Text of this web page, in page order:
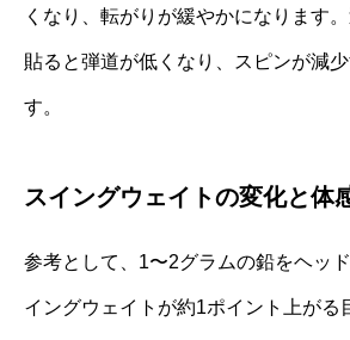
くなり、転がりが緩やかになります
貼ると弾道が低くなり、スピンが減
す。
スイングウェイトの変化と体
参考として、1〜2グラムの鉛をヘッ
イングウェイトが約1ポイント上がる